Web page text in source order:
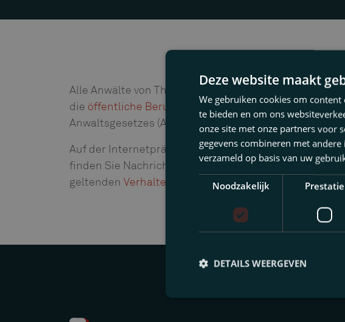
Alle Anwälte von Thuis Partners Advocaten sind bei
die öffentliche Berufsorganisationfür die
Anwaltsgesetzes (Advocatenwet) gegründet.
Auf der Internetpräsenz der NOvA finden Sie weitere
finden Sie Nachrichten, spezifische Dokumente
geltenden Verhaltenskodexes(gedragsregels), dem
Deze website maakt
We gebruiken cookies om
te bieden en om ons
onze site met onze partners voor
gegevens combineren met
verzameld op basis van uw
Noodzakelijk Prestatie
DETAILS WEERGEVEN